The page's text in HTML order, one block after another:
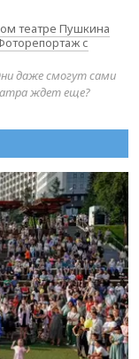
театре Пушкина
с
даже смогут сами
ждет еще?